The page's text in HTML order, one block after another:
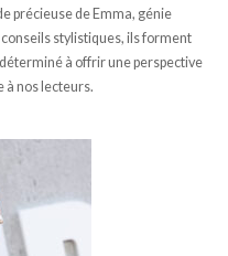
précieuse de Emma, génie
stylistiques, ils forment
à offrir une perspective
à nos lecteurs.